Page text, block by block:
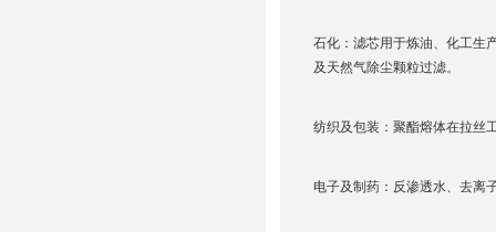
石化：滤芯用于炼油、化工生
及天然气除尘颗粒过滤。
纺织及包装：聚酯熔体在拉丝
电子及制药：反渗透水、去离